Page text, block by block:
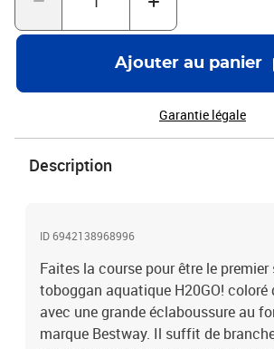
aquatique à une voie ultra-lisseArroseurs
un tuyau d'arrosageLe glissement se termine
éclaboussuresLa livraison contient :1 x
de réparationAVERTISSEMENT: Ne convient
moins de 36 mois.AVERTISSEMENT: Réservé
Ajouter au panier
Garantie légale
Description
ID 6942138968996
Faites la course pour être le premier
toboggan aquatique H20GO! coloré
avec une grande éclaboussure au
marque Bestway. Il suffit de